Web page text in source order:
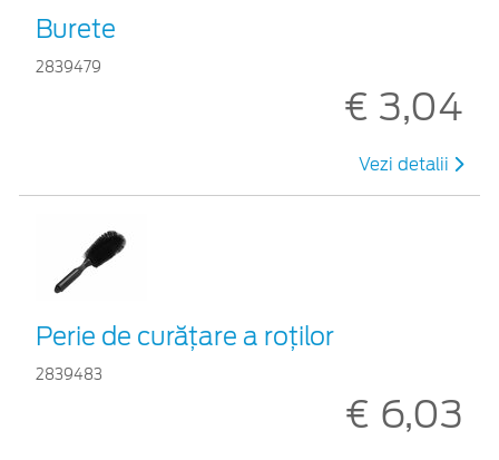
Burete
2839479
€ 3,04
Vezi detalii
Perie de curățare a roților
2839483
€ 6,03